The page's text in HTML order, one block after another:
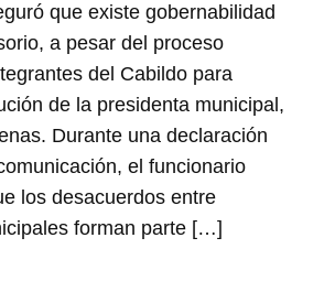
que existe gobernabilidad
a pesar del proceso
del Cabildo para
de la presidenta municipal,
Durante una declaración
el funcionario
los desacuerdos entre
forman parte […]